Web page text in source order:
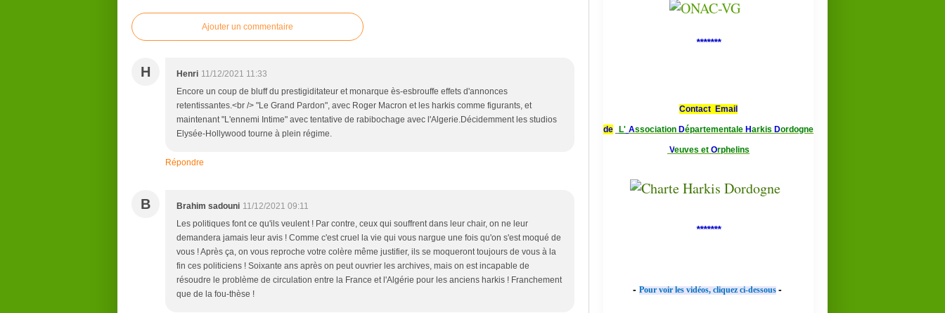
Ajouter un commentaire
H Henri 11/12/2021 11:33
Encore un coup de bluff du prestigiditateur et monarque ès-esbrouffe effets d'annonces
retentissantes.<br /> "Le Grand Pardon", avec Roger Macron et les harkis comme figurants, et
maintenant "L'ennemi Intime" avec tentative de rabibochage avec l'Algerie.Décidemment les studios
Elysée-Hollywood tourne à plein régime.
Répondre
B Brahim sadouni 11/12/2021 09:11
Les politiques font ce qu'ils veulent ! Par contre, ceux qui souffrent dans leur chair, on ne leur
demandera jamais leur avis ! Comme c'est cruel la vie qui vous nargue une fois qu'on s'est moqué de
vous ! Après ça, on vous reproche votre colère même justifier, ils se moqueront toujours de vous à la
fin ces politiciens ! Soixante ans après on peut ouvrier les archives, mais on est incapable de
résoudre le problème de circulation entre la France et l'Algérie pour les anciens harkis ! Franchement
que de la fou-thèse !
*******
Contact Email
de L' Association Départementale Harkis Dordogne
Veuves et Orphelins
*******
- Pour voir les vidéos, cliquez ci-dessous -